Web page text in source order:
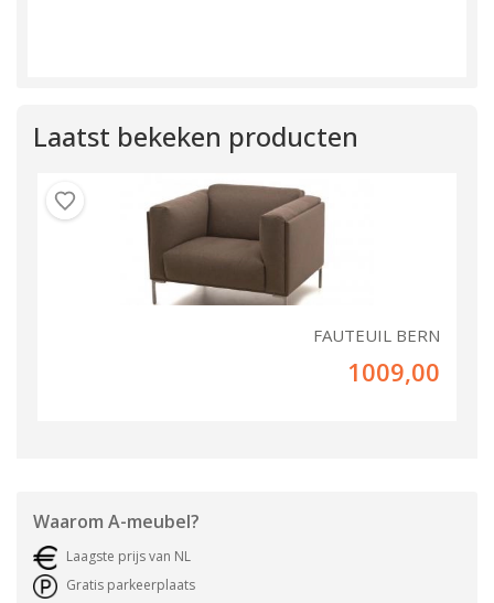
Laatst bekeken producten
FAUTEUIL BERN
1009,00
Waarom A-meubel?
Laagste prijs van NL
Gratis parkeerplaats